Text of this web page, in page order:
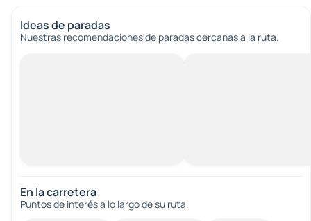
Ideas de paradas
Nuestras recomendaciones de paradas cercanas a la ruta.
En la carretera
Puntos de interés a lo largo de su ruta.